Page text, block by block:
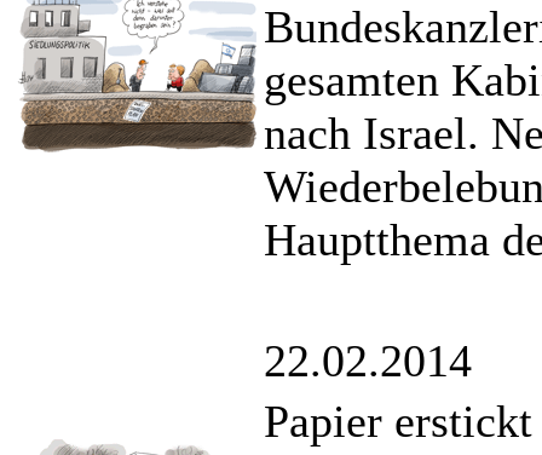
gesamten
nach Israel.
Hauptthema
22.02.2014
Papier erstickt